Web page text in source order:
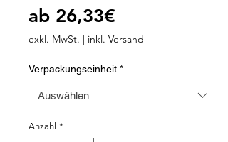
ab 26,33€
Preis
exkl. MwSt. | inkl. Versand
Verpackungseinheit *
Anzahl *